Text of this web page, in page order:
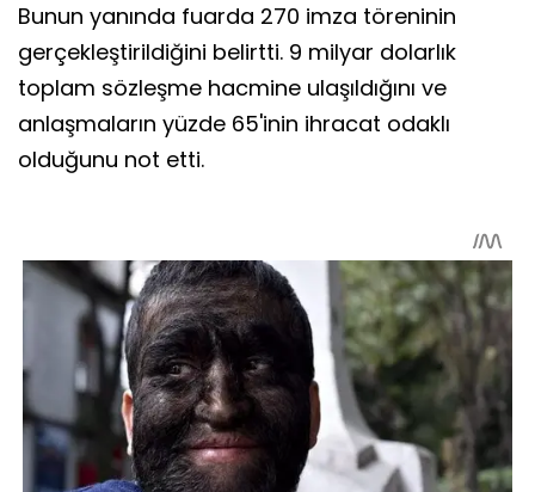
Bunun yanında fuarda 270 imza töreninin
gerçekleştirildiğini belirtti. 9 milyar dolarlık
toplam sözleşme hacmine ulaşıldığını ve
anlaşmaların yüzde 65'inin ihracat odaklı
olduğunu not etti.